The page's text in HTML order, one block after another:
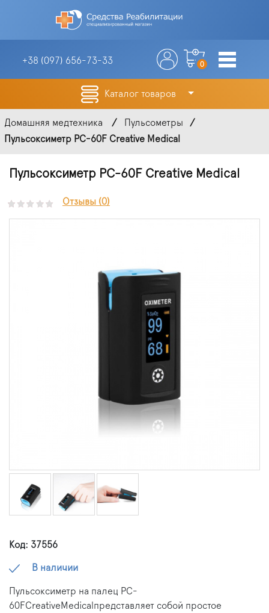
+38 (097) 656-73-33 0
Каталог товаров
Домашняя медтехника
Пульсометры
Пульсоксиметр PC‐60F Creative Medical
Пульсоксиметр PC‐60F Creative Medical
Отзывы (0)
Код: 37556
В наличии
Пульсоксиметр на палец PC‐
60FCreativeMedicalпредставляет собой простое